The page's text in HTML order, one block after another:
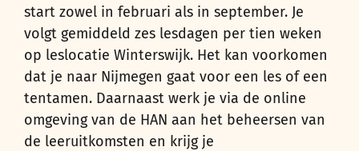
start zowel in februari als in september. Je
volgt gemiddeld zes lesdagen per tien weken
op leslocatie Winterswijk. Het kan voorkomen
dat je naar Nijmegen gaat voor een les of een
tentamen. Daarnaast werk je via de online
omgeving van de HAN aan het beheersen van
de leeruitkomsten en krijg je